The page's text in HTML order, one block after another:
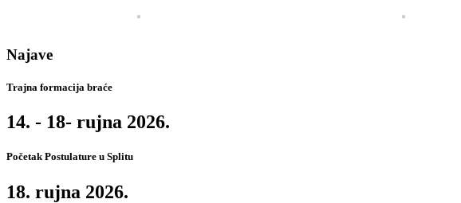
Najave
Trajna formacija braće
14. - 18- rujna 2026.
Početak Postulature u Splitu
18. rujna 2026.